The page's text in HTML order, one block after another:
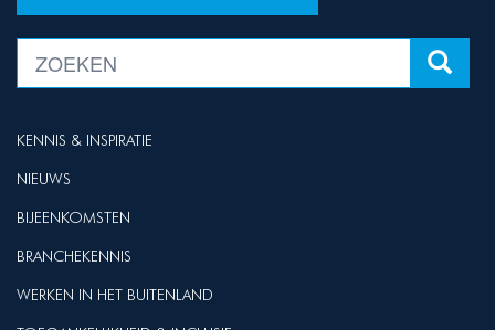
KENNIS & INSPIRATIE
NIEUWS
BIJEENKOMSTEN
BRANCHEKENNIS
WERKEN IN HET BUITENLAND